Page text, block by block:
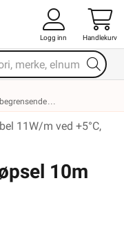
Logg inn Handlekurv
11W/m ved +5°C,
10m